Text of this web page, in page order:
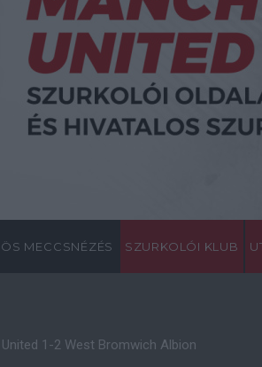
MECCSNÉZÉS SZURKOLÓI KLUB
1-2 West Bromwich Albion